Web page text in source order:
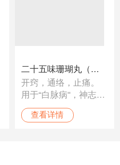
二十五味珊瑚丸（太
极）
开窍，通络，止痛。
用于“白脉病"，神志不
清，身体麻木，头昏
目眩，脑部疼痛，血
查看详情